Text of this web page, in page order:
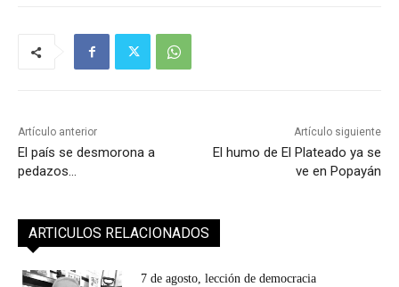
Artículo anterior
El país se desmorona a
pedazos…
Artículo siguiente
El humo de El Plateado ya se
ve en Popayán
ARTICULOS RELACIONADOS
7 de agosto, lección de democracia